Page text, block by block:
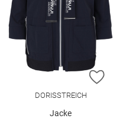
WUNSCHLISTE HINZUFÜGEN
ZUR
DORISSTREICH
Jacke